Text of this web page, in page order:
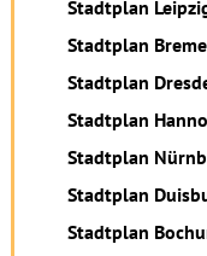
Stadtplan
Stadtplan
Stadtplan
Stadtplan
Stadtplan
Stadtplan
Stadtplan